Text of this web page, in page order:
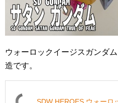
ウォーロックイージスガンダ
造です。